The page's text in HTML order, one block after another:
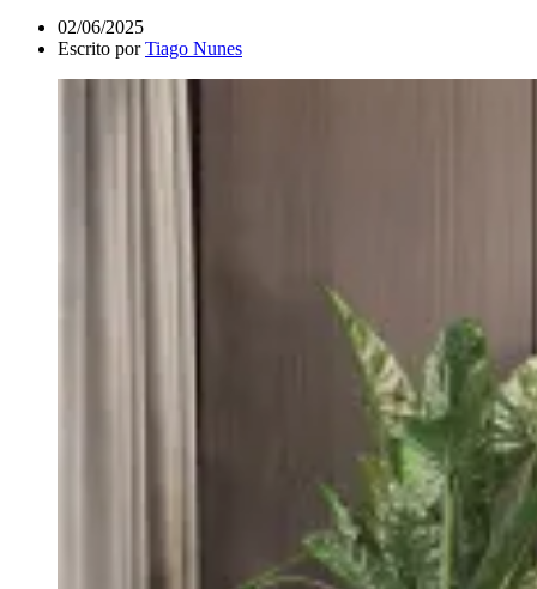
02/06/2025
Escrito porTiago Nunes